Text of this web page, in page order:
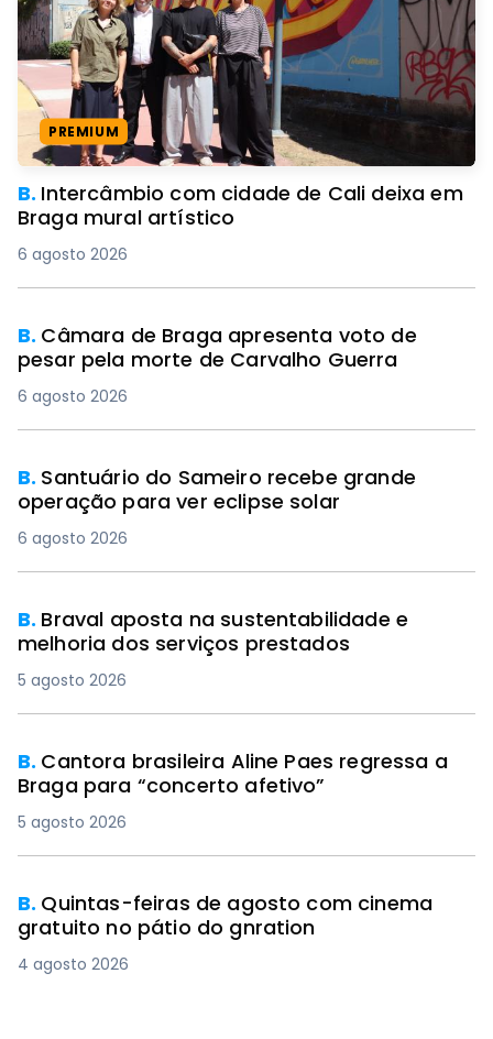
PREMIUM
B. Intercâmbio com cidade de Cali deixa em
Braga mural artístico
6 agosto 2026
B. Câmara de Braga apresenta voto de
pesar pela morte de Carvalho Guerra
6 agosto 2026
B. Santuário do Sameiro recebe grande
operação para ver eclipse solar
6 agosto 2026
B. Braval aposta na sustentabilidade e
melhoria dos serviços prestados
5 agosto 2026
B. Cantora brasileira Aline Paes regressa a
Braga para “concerto afetivo”
5 agosto 2026
B. Quintas-feiras de agosto com cinema
gratuito no pátio do gnration
4 agosto 2026